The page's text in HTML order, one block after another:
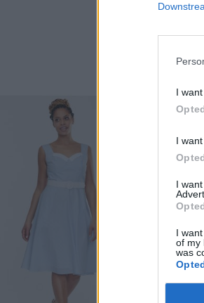
I
I
I
I
of my
was